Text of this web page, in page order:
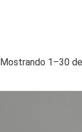
Mostrando 1–30